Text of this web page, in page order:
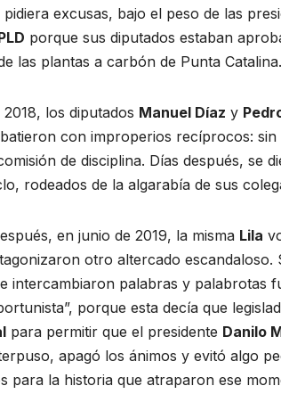
excusas, bajo el peso de las
porque sus diputados estaban
las plantas a carbón de Punta Catalina.
los diputados Manuel Díaz y
con improperios recíprocos:
de disciplina. Días después,
rodeados de la algarabía de sus
en junio de 2019, la misma Lila
otro altercado
e intercambiaron palabras y palabrotas
porque esta decía que
para permitir que el presidente Danilo
apagó los ánimos y evitó algo
para la historia que atraparon ese